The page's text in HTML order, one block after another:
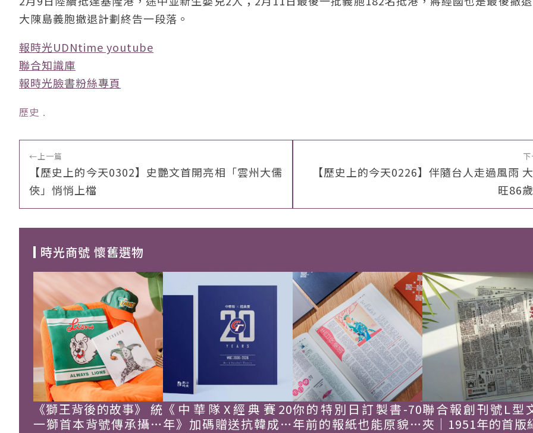
大陳島義胞撤退計劃終告一段落。
報時光UDNtime youtube
聯合知識庫
報時光臉書粉絲專頁
歷史 ﹒
← 上一篇
【歷史上的今天0302】史艷文首開亮相「雲州大儒
俠」悄悄上檔
【歷史上的今天0226】伴隨台人走過風雨
旺86
時光商號 懷舊選物
《獅王背後的故事》 統
一獅首本背號傳承攝影
《中華隊X經典賽20
年》加碼贈送抗韓成功
你的特別日訂製書-70
年前的報紙也能原貌重
聯合報創刊號L型
夾｜1951年的首版